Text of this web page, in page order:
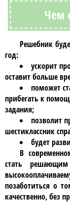
Чем
Решебник
год:
ускорит
оставит больше
поможет
прибегать к
задания;
позволит
шестиклассник
будет
В
стать
позаботиться о
качественно, без